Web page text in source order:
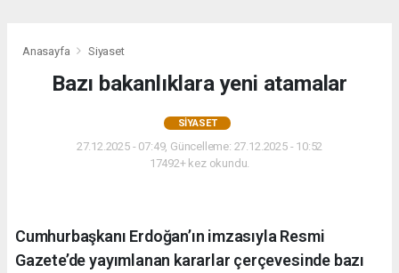
Anasayfa Siyaset
Bazı bakanlıklara yeni atamalar
SIYASET
27.12.2025 - 07:49, Güncelleme: 27.12.2025 - 10:52
17492+ kez okundu.
Cumhurbaşkanı Erdoğan’ın imzasıyla Resmi
Gazete’de yayımlanan kararlar çerçevesinde bazı